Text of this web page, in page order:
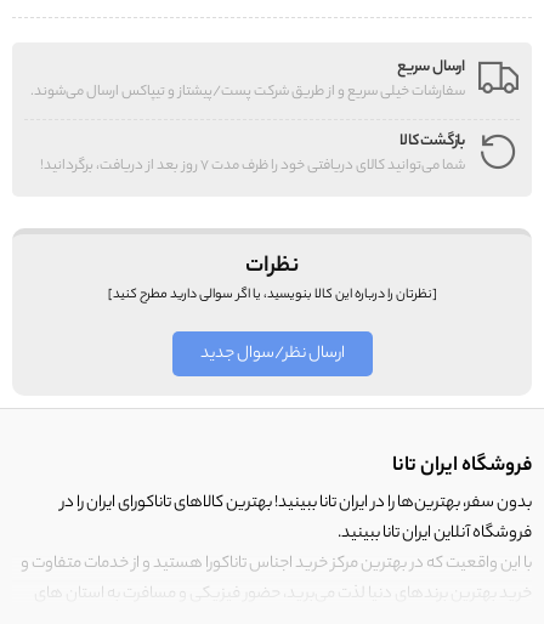
ارسال سریع
سفارشات خیلی سریع و از طریق شرکت پست/پیشتاز و تیپاکس ارسال می‌شوند.
بازگشت کالا
شما می‌توانید کالای دریافتی خود را ظرف مدت 7 روز بعد از دریافت، برگردانید!
نظرات
[نظرتان را درباره این کالا بنویسید، یا اگر سوالی دارید مطرح کنید]
ارسال نظر/سوال جدید
فروشگاه ایران تانا
بدون سفر، بهترین‌ها را در ایران تانا ببینید! بهترین کالاهای تاناکورای ایران را در
فروشگاه آنلاین ایران تانا ببینید.
با این واقعیت که در بهترین مرکز خرید اجناس تاناکورا هستید و از خدمات متفاوت و
خرید بهترین برندهای دنیا لذت می‌برید، حضور فیزیکی و مسافرت به استان های